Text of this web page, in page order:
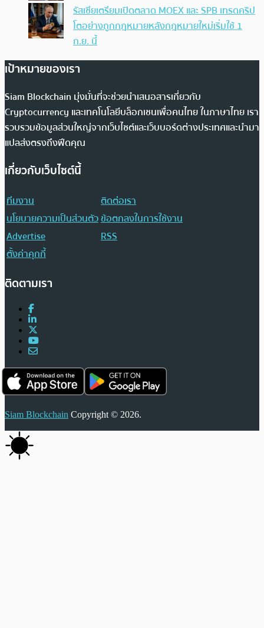
รัสเซียเตรียมเปิดตลาด MOEX และ SPB เทรดคริป
โตอย่างถูกกฎหมายหลังกฎหมายใหม่เริ่มใช้ 1
ก.ย. นี้
เป้าหมายของเรา
Siam Blockchain มุ่งมั่นที่จะช่วยนำเสนอสารเกี่ยวกับ
Cryptocurrency และเทคโนโลยีบล็อกเชนเพื่อคนไทย ในภาษาไทย เรา
รวบรวมข้อมูลส่วนใหญ่จากเว็บไซต์และเว็บบอร์ดต่างประเทศและนำมา
แปลส่งตรงถึงฟีดคุณ
เกี่ยวกับเว็บไซต์นี้
ทีมงาน
ติดต่อเรา
นโยบายความเป็นส่วนตัวข้อตกลงในการใช้งาน
Advertise
RSS
ตั้งค่าคุกกี้
ติดตามเรา
Siam Blockchain Copyright © 2026.